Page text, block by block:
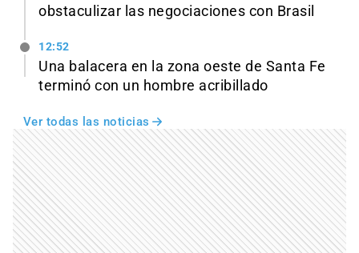
obstaculizar las negociaciones con Brasil
12:52
Una balacera en la zona oeste de Santa Fe
terminó con un hombre acribillado
Ver todas las noticias